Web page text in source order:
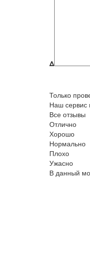
Δ
Только
Наш сервис
Все отзывы
Отлично
Хорошо
Нормально
Плохо
Ужасно
В данный